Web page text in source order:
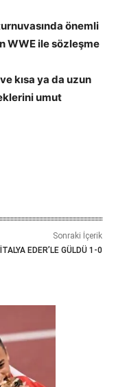
önemli
WWE ile sözleşme
kısa ya da uzun
umut
Sonraki İçerik
İTALYA EDER’LE GÜLDÜ 1-0